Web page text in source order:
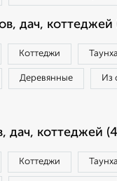
дач, коттеджей
Коттеджи
Деревянные Из
дач, коттеджей
Коттеджи